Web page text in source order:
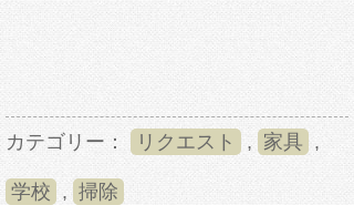
カテゴリー： リクエスト , 家具 ,
学校 , 掃除